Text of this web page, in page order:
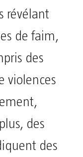
révélant
de faim,
des
violences
des
des